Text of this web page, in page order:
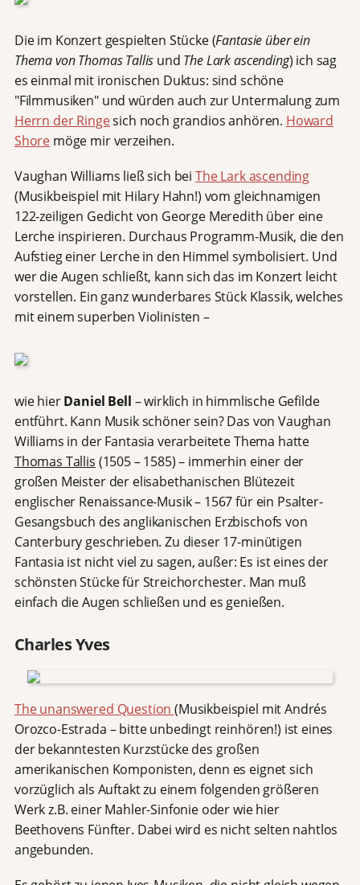
Die im Konzert gespielten Stücke (Fantasie über ein
Thema von Thomas Tallis und The Lark ascending) ich sag
es einmal mit ironischen Duktus: sind schöne
"Filmmusiken" und würden auch zur Untermalung zum
Herrn der Ringesich noch grandios anhören. Howard
Shore möge mir verzeihen.
Vaughan Williams ließ sich bei The Lark ascending
(Musikbeispiel mit Hilary Hahn!) vom gleichnamigen
122-zeiligen Gedicht von George Meredith über eine
Lerche inspirieren. Durchaus Programm-Musik, die den
Aufstieg einer Lerche in den Himmel symbolisiert. Und
wer die Augen schließt, kann sich das im Konzert leicht
vorstellen. Ein ganz wunderbares Stück Klassik, welches
mit einem superben Violinisten –
wie hierDaniel Bell – wirklich in himmlische Gefilde
entführt. Kann Musik schöner sein? Das von Vaughan
Williams in der Fantasia verarbeitete Thema hatte
Thomas Tallis (1505 – 1585) – immerhin einer der
großen Meister der elisabethanischen Blütezeit
englischer Renaissance-Musik – 1567 für ein Psalter-
Gesangsbuch des anglikanischen Erzbischofs von
Canterbury geschrieben. Zu dieser 17-minütigen
Fantasia ist nicht viel zu sagen, außer: Es ist eines der
schönsten Stücke für Streichorchester. Man muß
einfach die Augen schließen und es genießen.
Charles Yves
The unanswered Question (Musikbeispiel mit Andrés
Orozco-Estrada – bitte unbedingt reinhören!) ist eines
der bekanntesten Kurzstücke des großen
amerikanischen Komponisten, denn es eignet sich
vorzüglich als Auftakt zu einem folgenden größeren
Werk z.B. einer Mahler-Sinfonie oder wie hier
Beethovens Fünfter. Dabei wird es nicht selten nahtlos
angebunden.